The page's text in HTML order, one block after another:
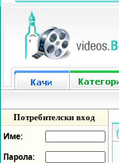
Потребителски вход
Име:
Парола: